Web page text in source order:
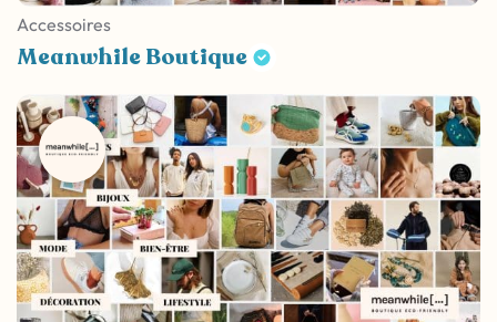
Accessoires
Meanwhile Boutique